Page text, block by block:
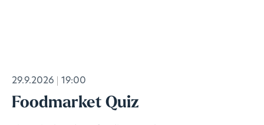
29.9.2026 19:00
Foodmarket Quiz